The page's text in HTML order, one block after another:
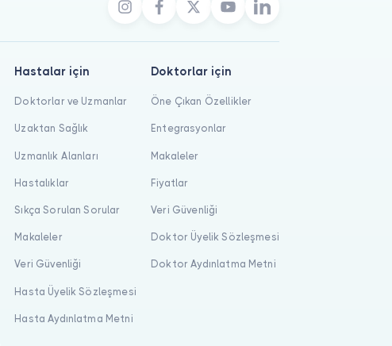
Hastalar için
Doktorlar ve Uzmanlar
Uzaktan Sağlık
Uzmanlık Alanları
Hastalıklar
Sıkça Sorulan Sorular
Makaleler
Veri Güvenliği
Hasta Üyelik Sözleşmesi
Hasta Aydınlatma Metni
Doktorlar için
Öne Çıkan Özellikler
Entegrasyonlar
Makaleler
Fiyatlar
Veri Güvenliği
Doktor Üyelik Sözleşmesi
Doktor Aydınlatma Metni